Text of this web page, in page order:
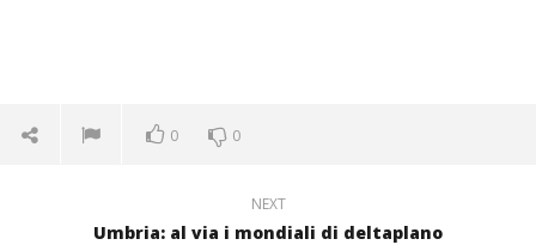
0 0
NEXT
Umbria: al via i mondiali di deltaplano